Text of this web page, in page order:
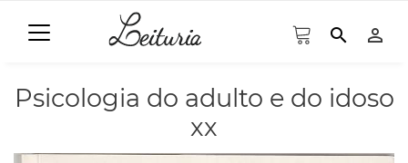
search person_outline
Psicologia do adulto e do idoso
xx